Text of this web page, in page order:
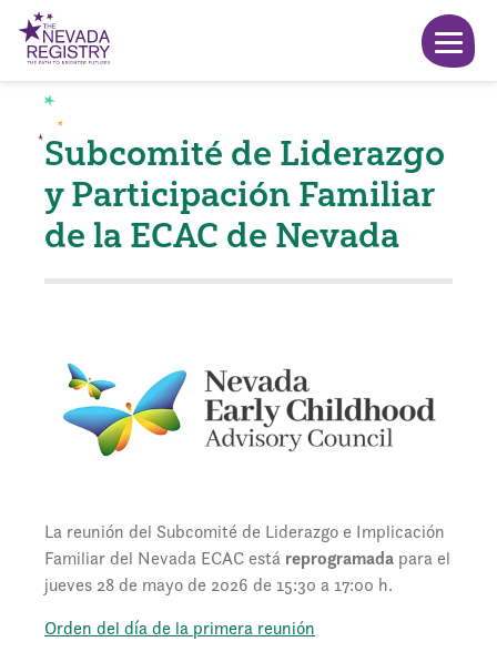
Subcomité de Liderazgo
y Participación Familiar
de la ECAC de Nevada
La reunión del Subcomité de Liderazgo e Implicación
Familiar del Nevada ECAC está reprogramada para el
jueves 28 de mayo de 2026 de 15:30 a 17:00 h.
Orden del día de la primera reunión